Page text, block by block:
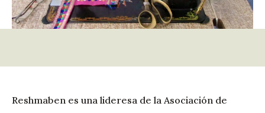
Reshmaben es una lideresa de la Asociación de